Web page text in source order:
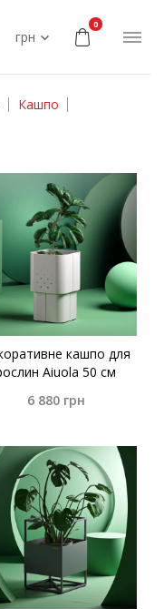
грн
0
Кашпо
кашпо для
Aiuola 50 см
6 880 грн